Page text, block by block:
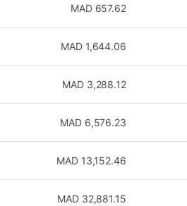
657.62
MAD
1,644.06
MAD
3,288.12
MAD
6,576.23
MAD
13,152.46
MAD
32,881.15
MAD